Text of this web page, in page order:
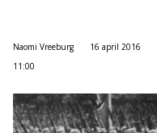
Naomi Vreeburg
16 april 2016
11:00